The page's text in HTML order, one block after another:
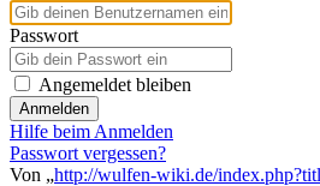
Passwort
Angemeldet bleiben
Anmelden
Hilfe beim Anmelden
Passwort vergessen?
Von „http://wulfen-wiki.de/